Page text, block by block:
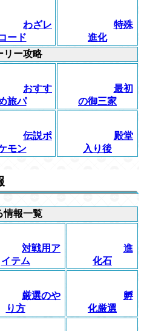
わざレ
ード
特殊
進化
リー攻略
おすす
旅パ
最初
の御三家
伝説ポ
モン
殿堂
入り後
情報一覧
対戦用ア
イテム
進
化石
厳選のや
り方
孵
化厳選